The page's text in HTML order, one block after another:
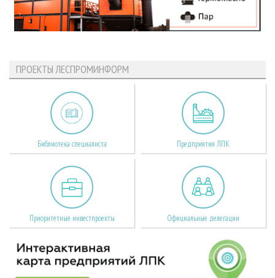
ПРОЕКТЫ ЛЕСПРОМИНФОРМ
Библиотека специалиста Предприятия ЛПК
Приоритетные инвестпроекты Официальные делегации